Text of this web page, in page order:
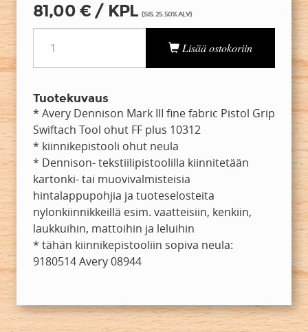
81,00 € / KPL(SIS. 25.50% ALV)
Lisää ostokoriin
Tuotekuvaus
* Avery Dennison Mark III fine fabric Pistol Grip
Swiftach Tool ohut FF plus 10312
* kiinnikepistooli ohut neula
* Dennison- tekstiilipistoolilla kiinnitetään
kartonki- tai muovivalmisteisia
hintalappupohjia ja tuoteselosteita
nylonkiinnikkeillä esim. vaatteisiin, kenkiin,
laukkuihin, mattoihin ja leluihin
* tähän kiinnikepistooliin sopiva neula:
9180514 Avery 08944